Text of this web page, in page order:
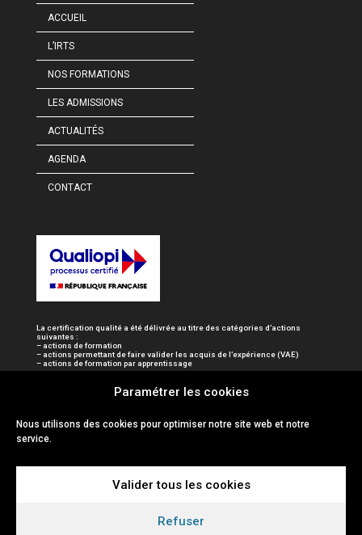
Paramétrer les cookies
Nous utilisons des cookies pour optimiser notre site web et notre
service.
Valider tous les cookies
Refuser
ACCUEIL
L’IRTS
NOS FORMATIONS
LES ADMISSIONS
ACTUALITÉS
AGENDA
CONTACT
La certification qualité a été délivrée au titre des catégories d’actions
suivantes :
– actions de formation
– actions permettant de faire valider les acquis de l’expérience (VAE)
– actions de formation par apprentissage